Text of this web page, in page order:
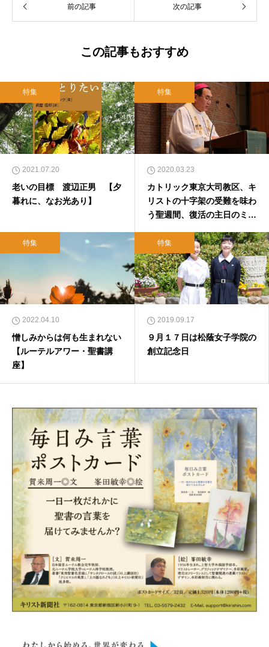
て、雜賀編集工房として独立。
前の記事 次の記事
この記事もおすすめ
特集
2021.07.20
老いの目標 渡辺正男 【夕
暮れに、なお光あり】
特集
2020.03.23
カトリック東京大司教区、キ
リストの十字架の受難を味わ
う聖週間、復活の主日のミサ
特集
2022.04.10
憎しみからは何も生まれない
【ルーテルアワー・聖書講
座】
特集
2019.09.17
９月１７日は松蔭女子学院の
創立記念日